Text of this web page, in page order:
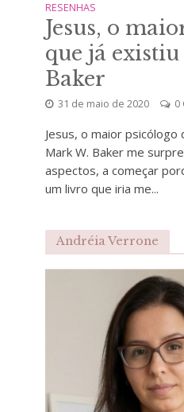
RESENHAS
Jesus, o
que já
Baker
31 de maio de 2020 0
Jesus, o maior
Mark W. Baker me
aspectos, a começar
um livro que iria me...
Andréia Verrone